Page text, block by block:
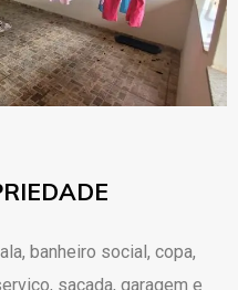
banheiro social, copa,
sacada, garagem e